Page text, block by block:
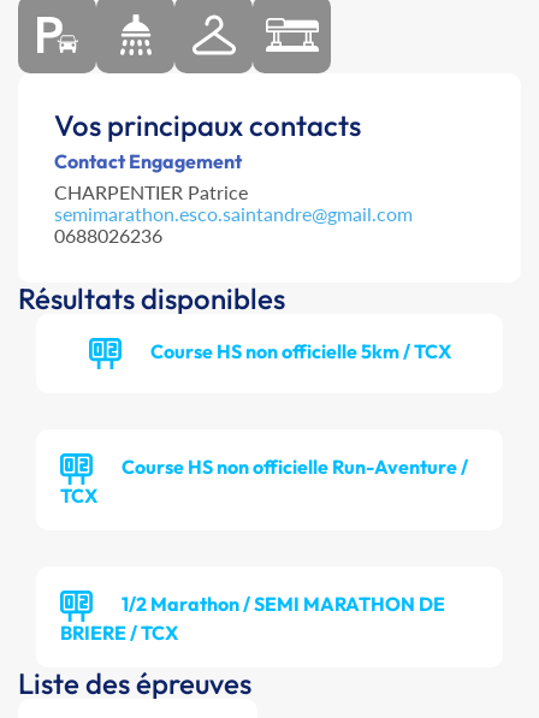
Vos principaux contacts
Contact Engagement
CHARPENTIER Patrice
semimarathon.esco.saintandre@gmail.com
0688026236
Résultats disponibles
Course HS non officielle 5km / TCX
Course HS non officielle Run-Aventure /
TCX
1/2 Marathon / SEMI MARATHON DE
BRIERE / TCX
Liste des épreuves